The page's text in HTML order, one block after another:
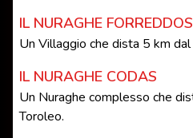
IL NURAGHE FORREDDOS
Un Villaggio che dista 5 km
IL NURAGHE CODAS
Un Nuraghe complesso che
Toroleo.